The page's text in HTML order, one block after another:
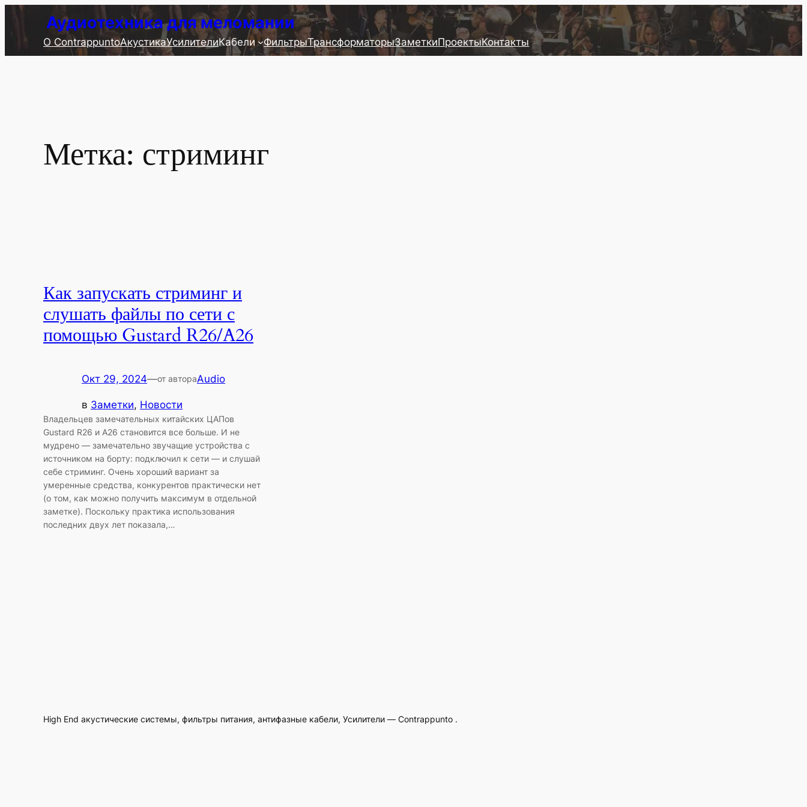
Перейти
содержимому
Аудиотехника для меломании
О ContrappuntoАкустикаУсилителиКабели ФильтрыТрансформаторыЗаметкиПроектыКонтакты
Метка: стриминг
Как запускать стриминг и
слушать файлы по сети с
помощью Gustard R26/A26
Окт 29, 2024—от автораAudio
в Заметки, Новости
Владельцев замечательных китайских ЦАПов
Gustard R26 и A26 становится все больше. И не
мудрено — замечательно звучащие устройства с
источником на борту: подключил к сети — и слушай
себе стриминг. Очень хороший вариант за
умеренные средства, конкурентов практически нет
(о том, как можно получить максимум в отдельной
заметке). Поскольку практика использования
последних двух лет показала,…
High End акустические системы, фильтры питания, антифазные кабели, Усилители — Contrappunto .